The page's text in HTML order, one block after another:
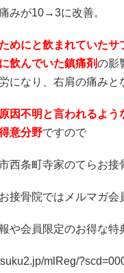
みが10→3に改善。
めにと飲まれていたサ
飲んでいた鎮痛剤の影
になり、右肩の痛みと
因不明と言われるよう
意分野ですので
西条町寺家のてらお
接骨院ではメルマガ会
や会員限定のお得な特
mlReg/